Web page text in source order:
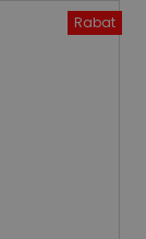
Rabat